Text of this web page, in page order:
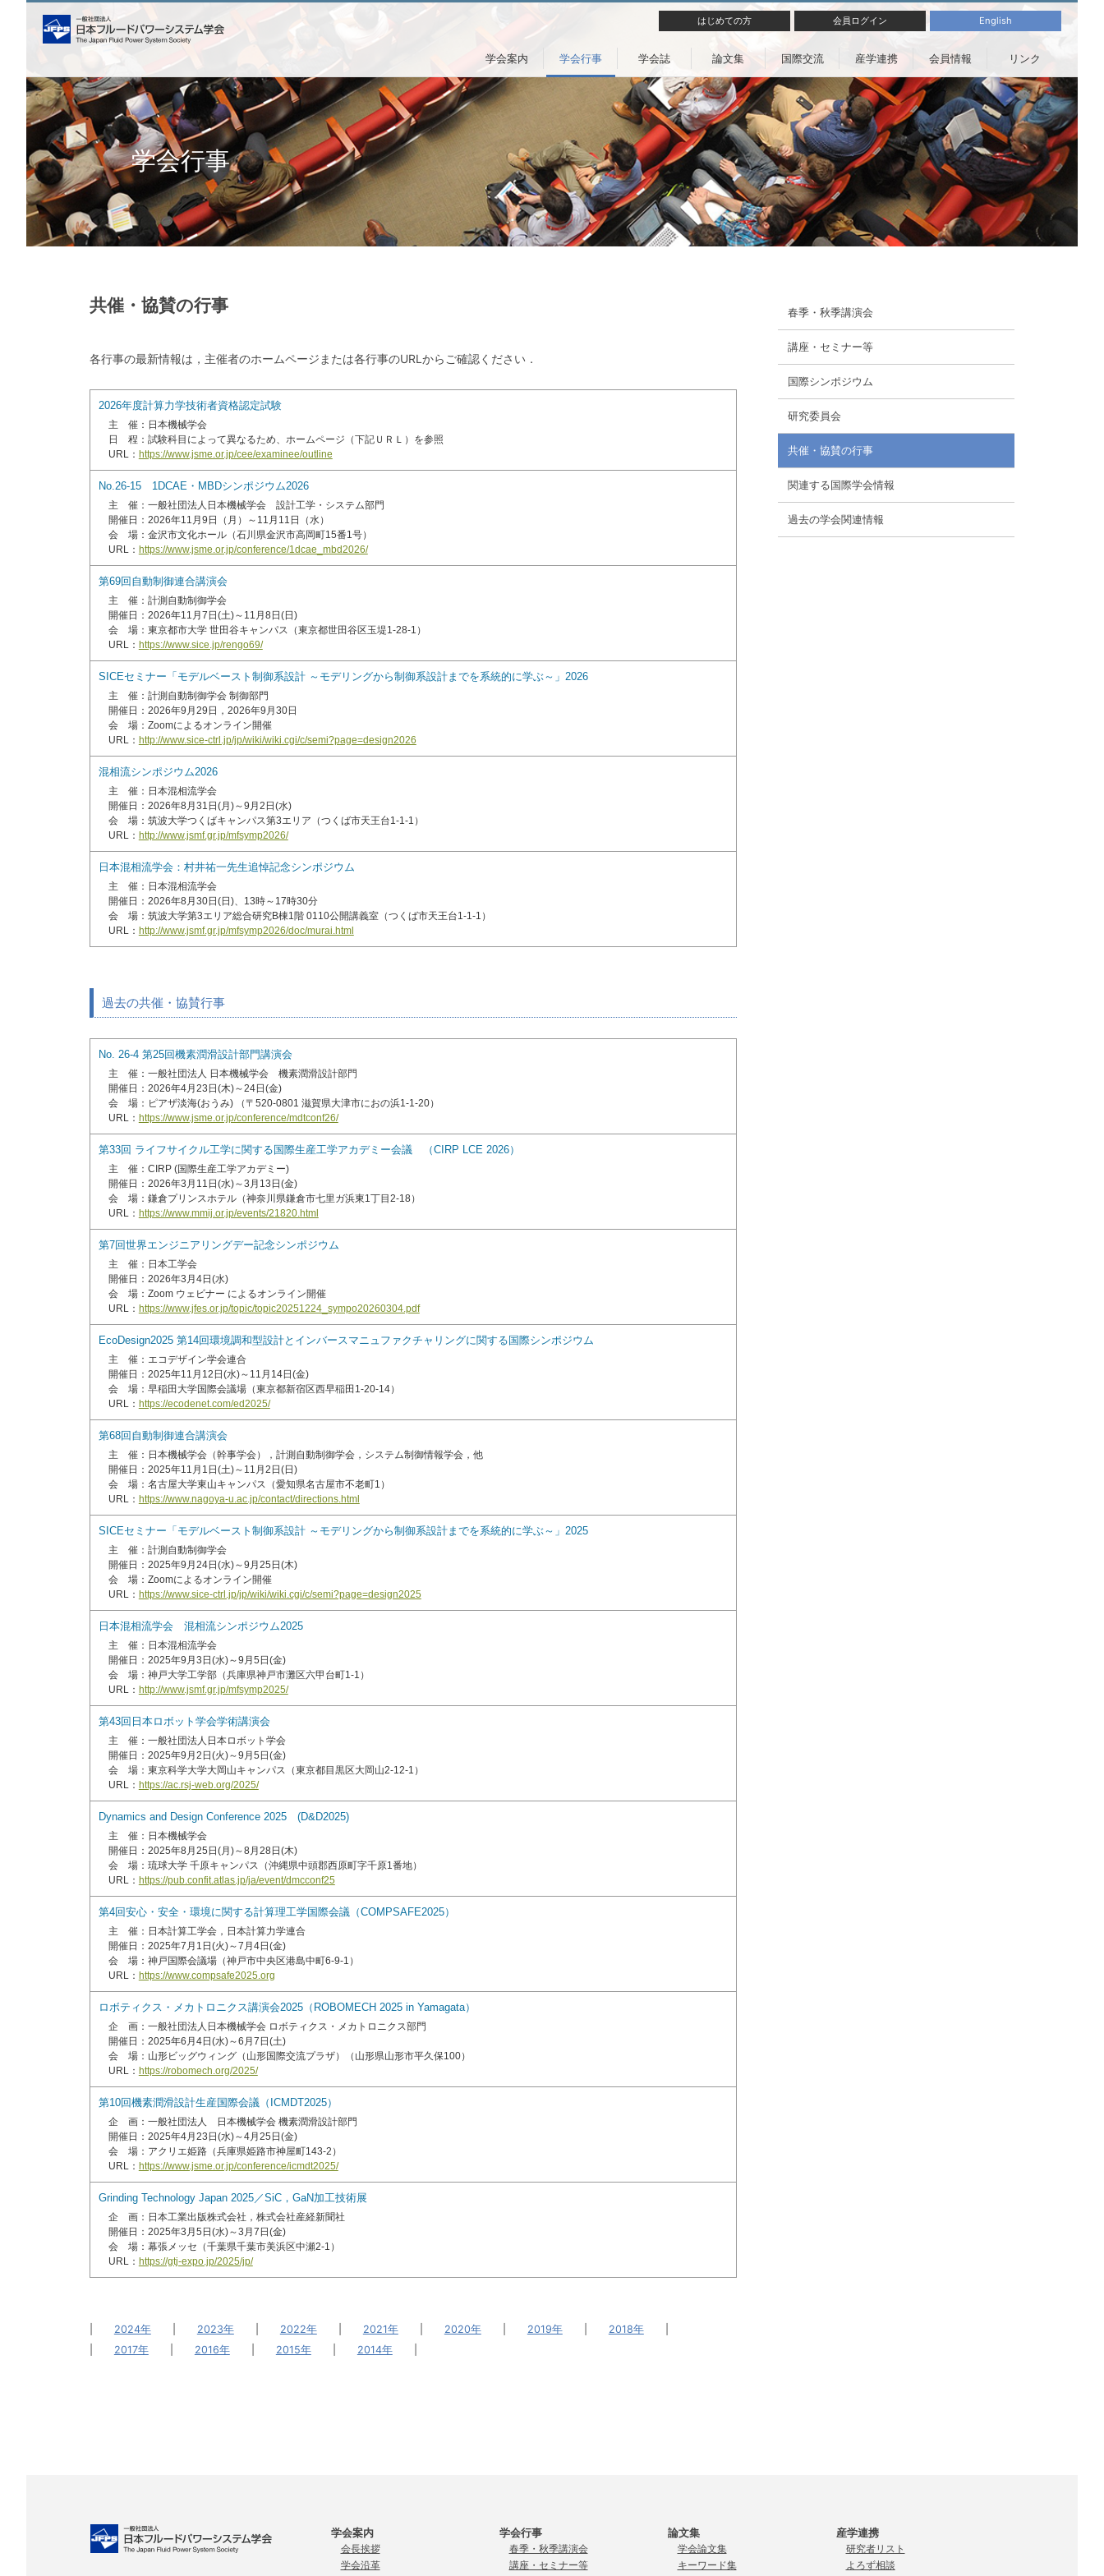
English
会員ログイン
はじめての方
学会案内 学会行事 学会誌 論文集 国際交流 産学連携 会員情報 リンク
学会行事
共催・協賛の行事
各行事の最新情報は，主催者のホームページまたは各行事のURLからご確認ください．
2026年度計算力学技術者資格認定試験
主 催：日本機械学会
日 程：試験科目によって異なるため、ホームページ（下記ＵＲＬ）を参照
URL： https://www.jsme.or.jp/cee/examinee/outline
No.26-15 1DCAE・MBDシンポジウム2026
主 催：一般社団法人日本機械学会 設計工学・システム部門
開催日：2026年11月9日（月）～11月11日（水）
会 場：金沢市文化ホール（石川県金沢市高岡町15番1号）
URL： https://www.jsme.or.jp/conference/1dcae_mbd2026/
第69回自動制御連合講演会
主 催：計測自動制御学会
開催日：2026年11月7日(土)～11月8日(日)
会 場：東京都市大学 世田谷キャンパス（東京都世田谷区玉堤1-28-1）
URL： https://www.sice.jp/rengo69/
SICEセミナー「モデルベースト制御系設計 ～モデリングから制御系設計までを系統的に学ぶ～」2026
主 催：計測自動制御学会 制御部門
開催日：2026年9月29日，2026年9月30日
会 場：Zoomによるオンライン開催
URL： http://www.sice-ctrl.jp/jp/wiki/wiki.cgi/c/semi?page=design2026
混相流シンポジウム2026
主 催：日本混相流学会
開催日：2026年8月31日(月)～9月2日(水)
会 場：筑波大学つくばキャンパス第3エリア（つくば市天王台1-1-1）
URL： http://www.jsmf.gr.jp/mfsymp2026/
日本混相流学会：村井祐一先生追悼記念シンポジウム
主 催：日本混相流学会
開催日：2026年8月30日(日)、13時～17時30分
会 場：筑波大学第3エリア総合研究B棟1階 0110公開講義室（つくば市天王台1-1-1）
URL： http://www.jsmf.gr.jp/mfsymp2026/doc/murai.html
過去の共催・協賛行事
No. 26-4 第25回機素潤滑設計部門講演会
主 催：一般社団法人 日本機械学会 機素潤滑設計部門
開催日：2026年4月23日(木)～24日(金)
会 場：ピアザ淡海(おうみ) （〒520-0801 滋賀県大津市におの浜1-1-20）
URL： https://www.jsme.or.jp/conference/mdtconf26/
第33回 ライフサイクル工学に関する国際生産工学アカデミー会議 （CIRP LCE 2026）
主 催：CIRP (国際生産工学アカデミー)
開催日：2026年3月11日(水)～3月13日(金)
会 場：鎌倉プリンスホテル（神奈川県鎌倉市七里ガ浜東1丁目2-18）
URL： https://www.mmij.or.jp/events/21820.html
第7回世界エンジニアリングデー記念シンポジウム
主 催：日本工学会
開催日：2026年3月4日(水)
会 場：Zoom ウェビナー によるオンライン開催
URL： https://www.jfes.or.jp/topic/topic20251224_sympo20260304.pdf
EcoDesign2025 第14回環境調和型設計とインバースマニュファクチャリングに関する国際シンポジウム
主 催：エコデザイン学会連合
開催日：2025年11月12日(水)～11月14日(金)
会 場：早稲田大学国際会議場（東京都新宿区西早稲田1-20-14）
URL： https://ecodenet.com/ed2025/
第68回自動制御連合講演会
主 催：日本機械学会（幹事学会），計測自動制御学会，システム制御情報学会，他
開催日：2025年11月1日(土)～11月2日(日)
会 場：名古屋大学東山キャンパス（愛知県名古屋市不老町1）
URL： https://www.nagoya-u.ac.jp/contact/directions.html
SICEセミナー「モデルベースト制御系設計 ～モデリングから制御系設計までを系統的に学ぶ～」2025
主 催：計測自動制御学会
開催日：2025年9月24日(水)～9月25日(木)
会 場：Zoomによるオンライン開催
URL： https://www.sice-ctrl.jp/jp/wiki/wiki.cgi/c/semi?page=design2025
日本混相流学会 混相流シンポジウム2025
主 催：日本混相流学会
開催日：2025年9月3日(水)～9月5日(金)
会 場：神戸大学工学部（兵庫県神戸市灘区六甲台町1-1）
URL： http://www.jsmf.gr.jp/mfsymp2025/
第43回日本ロボット学会学術講演会
主 催：一般社団法人日本ロボット学会
開催日：2025年9月2日(火)～9月5日(金)
会 場：東京科学大学大岡山キャンパス（東京都目黒区大岡山2-12-1）
URL： https://ac.rsj-web.org/2025/
Dynamics and Design Conference 2025 (D&D2025)
主 催：日本機械学会
開催日：2025年8月25日(月)～8月28日(木)
会 場：琉球大学 千原キャンパス（沖縄県中頭郡西原町字千原1番地）
URL： https://pub.confit.atlas.jp/ja/event/dmcconf25
第4回安心・安全・環境に関する計算理工学国際会議（COMPSAFE2025）
主 催：日本計算工学会，日本計算力学連合
開催日：2025年7月1日(火)～7月4日(金)
会 場：神戸国際会議場（神戸市中央区港島中町6-9-1）
URL： https://www.compsafe2025.org
ロボティクス・メカトロニクス講演会2025（ROBOMECH 2025 in Yamagata）
企 画：一般社団法人日本機械学会 ロボティクス・メカトロニクス部門
開催日：2025年6月4日(水)～6月7日(土)
会 場：山形ビッグウィング（山形国際交流プラザ）（山形県山形市平久保100）
URL： https://robomech.org/2025/
第10回機素潤滑設計生産国際会議（ICMDT2025）
企 画：一般社団法人 日本機械学会 機素潤滑設計部門
開催日：2025年4月23日(水)～4月25日(金)
会 場：アクリエ姫路（兵庫県姫路市神屋町143-2）
URL： https://www.jsme.or.jp/conference/icmdt2025/
Grinding Technology Japan 2025／SiC，GaN加工技術展
企 画：日本工業出版株式会社，株式会社産経新聞社
開催日：2025年3月5日(水)～3月7日(金)
会 場：幕張メッセ（千葉県千葉市美浜区中瀬2-1）
URL： https://gtj-expo.jp/2025/jp/
2024年| 2023年| 2022年| 2021年| 2020年| 2019年| 2018年|
2017年| 2016年| 2015年| 2014年|
春季・秋季講演会
講座・セミナー等
国際シンポジウム
研究委員会
共催・協賛の行事
関連する国際学会情報
過去の学会関連情報
学会案内
会長挨拶
学会沿革
学会行事
春季・秋季講演会
講座・セミナー等
論文集
学会論文集
キーワード集
産学連携
研究者リスト
よろず相談